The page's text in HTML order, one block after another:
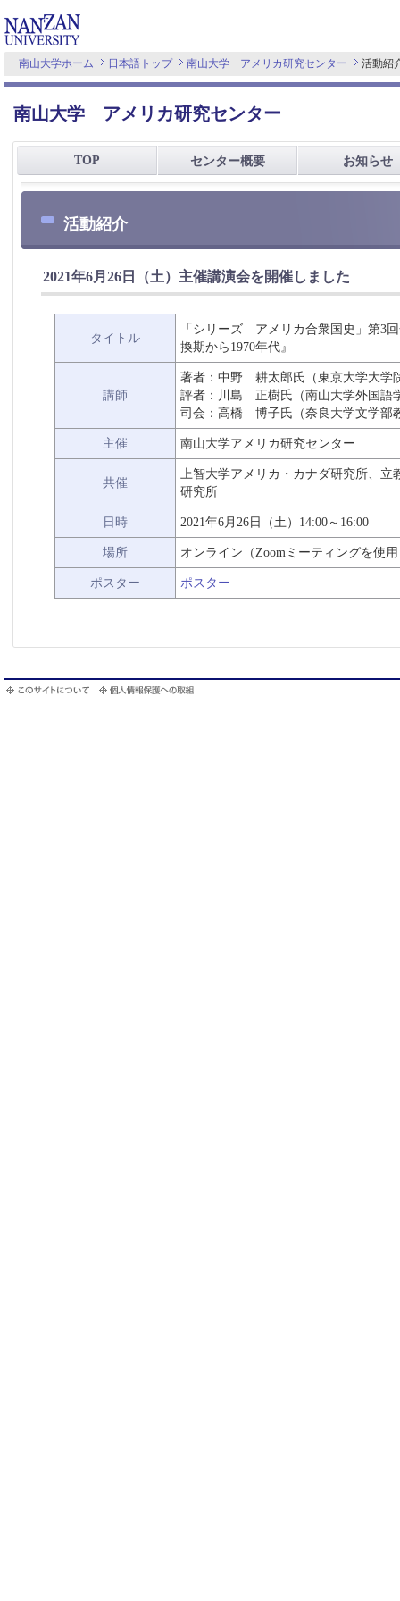
南山大学ホーム 日本語トップ 南山大学 アメリカ研究センター 活動紹
南山大学 アメリカ研究センター
TOP センター概要 お知らせ
活動紹介
2021年6月26日（土）主催講演会を開催しました
タイトル
「シリーズ アメリカ合衆国史」第3
換期から1970年代』
講師
著者：中野 耕太郎氏（東京大学大学
評者：川島 正樹氏（南山大学外国語
司会：高橋 博子氏（奈良大学文学部
主催 南山大学アメリカ研究センター
共催
上智大学アメリカ・カナダ研究所、立
研究所
日時 2021年6月26日（土）14:00～16:00
場所 オンライン（Zoomミーティングを使
ポスター ポスター